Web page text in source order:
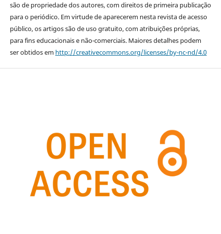
são de propriedade dos autores, com direitos de primeira publicação
para o periódico. Em virtude de aparecerem nesta revista de acesso
público, os artigos são de uso gratuito, com atribuições próprias,
para fins educacionais e não-comerciais. Maiores detalhes podem
ser obtidos em http://creativecommons.org/licenses/by-nc-nd/4.0